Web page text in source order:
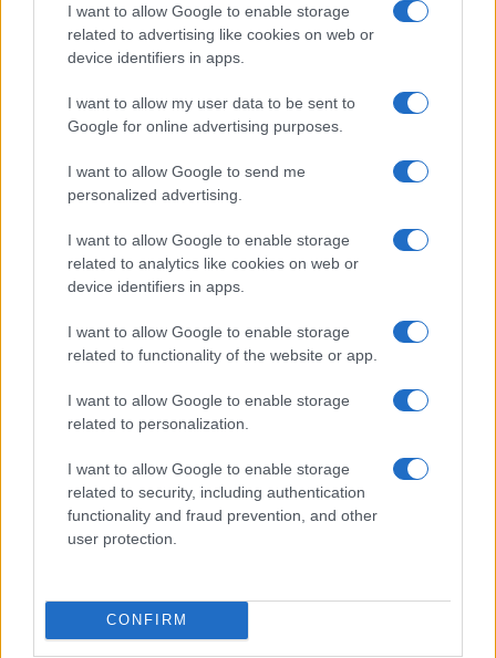
I want to allow Google to enable storage
related to advertising like cookies on web or
device identifiers in apps.
I want to allow my user data to be sent to
Google for online advertising purposes.
I want to allow Google to send me
personalized advertising.
I want to allow Google to enable storage
related to analytics like cookies on web or
device identifiers in apps.
I want to allow Google to enable storage
related to functionality of the website or app.
I want to allow Google to enable storage
related to personalization.
I want to allow Google to enable storage
related to security, including authentication
functionality and fraud prevention, and other
user protection.
CONFIRM
Za pomoč kmetom zaradi
nepredvidljivih dogodkov do
115.000 evrov sredstev
Po šestih letih se na Gmajno
vrača Dežela škratov
Ob povečanem številu
podtaknjenih požarov pozivi
obveščanju policije
Na Ravenskih dnevih boste
žurali s Kingstoni in Zmelkoowi
Obvestila
Izklop elektrike: 417. Nadzorništvo Vuzenica - Območje Sv.
Anton na Pohorju in Zg. Sv. Vid
pred 14 urami
Izklop elektrike: 419. Nadzorništvo Vuzenica - Območje
Izklop elektrike: 418. Nadzorništvo Slovenj Gradec - Območje
Otiški Vrh